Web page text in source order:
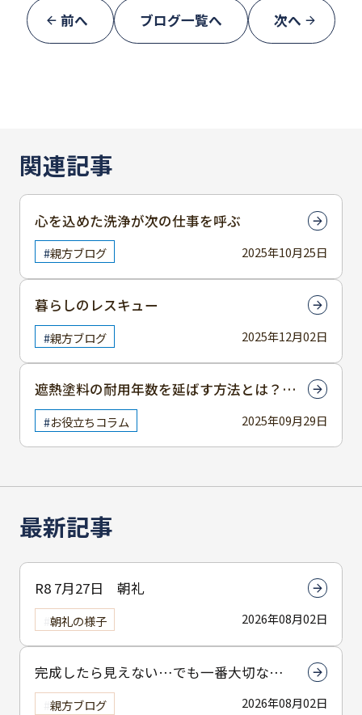
前へ ブログ一覧へ 次へ
最新記事
R8 7月27日 朝礼
2026年08月02日
朝礼の様子
完成したら見えない…でも一番大切なん
は下塗りです
2026年08月02日
親方ブログ
関連記事
2025年10月25日
心を込めた洗浄が次の仕事を呼ぶ
親方ブログ
2025年12月02日
暮らしのレスキュー
親方ブログ
2025年09月29日
遮熱塗料の耐用年数を延ばす方法とは？メ
ーカー別比較も紹介
お役立ちコラム